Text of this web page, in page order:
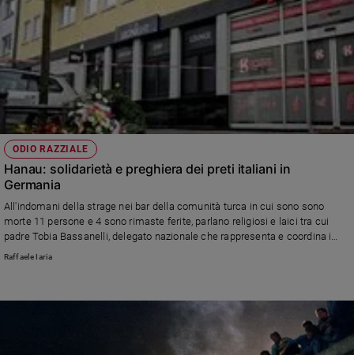
ODIO RAZZIALE
Hanau: solidarietà e preghiera dei preti italiani in
Germania
All'indomani della strage nei bar della comunità turca in cui sono sono
morte 11 persone e 4 sono rimaste ferite, parlano religiosi e laici tra cui
padre Tobia Bassanelli, delegato nazionale che rappresenta e coordina i
sacerdoti che assistono gli italiani in tutto il territorio tedesco. La crescente
Raffaele Iaria